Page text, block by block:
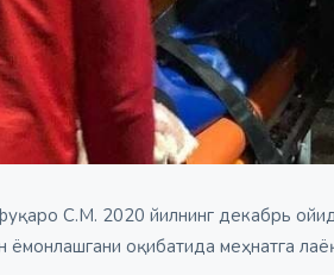
фуқаро С.М. 2020 йилнинг декабрь
ёмонлашгани оқибатида меҳнатга